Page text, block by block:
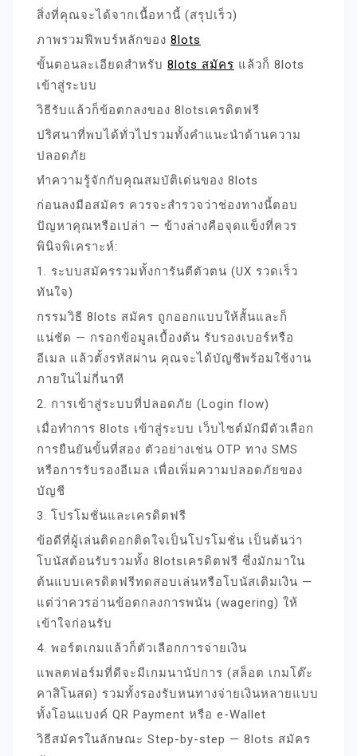
สิ่งที่คุณจะได้จากเนื้อหานี้ (สรุปเร็ว)
ภาพรวมฟีพบร์หลักของ 8lots
ขั้นตอนละเอียดสำหรับ 8lots สมัคร แล้วก็ 8lots
เข้าสู่ระบบ
วิธีรับแล้วก็ข้อตกลงของ 8lotsเครดิตฟรี
ปริศนาที่พบได้ทั่วไปรวมทั้งคำแนะนำด้านความ
ปลอดภัย
ทำความรู้จักกับคุณสมบัติเด่นของ 8lots
ก่อนลงมือสมัคร ควรจะสำรวจว่าช่องทางนี้ตอบ
ปัญหาคุณหรือเปล่า — ข้างล่างคือจุดแข็งที่ควร
พินิจพิเคราะห์:
1. ระบบสมัครรวมทั้งการันตีตัวตน (UX รวดเร็ว
ทันใจ)
กรรมวิธี 8lots สมัคร ถูกออกแบบให้สั้นและก็
แน่ชัด — กรอกข้อมูลเบื้องต้น รับรองเบอร์หรือ
อีเมล แล้วตั้งรหัสผ่าน คุณจะได้บัญชีพร้อมใช้งาน
ภายในไม่กี่นาที
2. การเข้าสู่ระบบที่ปลอดภัย (Login flow)
เมื่อทำการ 8lots เข้าสู่ระบบ เว็บไซต์มักมีตัวเลือก
การยืนยันขั้นที่สอง ตัวอย่างเช่น OTP ทาง SMS
หรือการรับรองอีเมล เพื่อเพิ่มความปลอดภัยของ
บัญชี
3. โปรโมชั่นและเครดิตฟรี
ข้อดีที่ผู้เล่นติดอกติดใจเป็นโปรโมชั่น เป็นต้นว่า
โบนัสต้อนรับรวมทั้ง 8lotsเครดิตฟรี ซึ่งมักมาใน
ต้นแบบเครดิตฟรีทดสอบเล่นหรือโบนัสเติมเงิน —
แต่ว่าควรอ่านข้อตกลงการพนัน (wagering) ให้
เข้าใจก่อนรับ
4. พอร์ตเกมแล้วก็ตัวเลือกการจ่ายเงิน
แพลตฟอร์มที่ดีจะมีเกมนานัปการ (สล็อต เกมโต๊ะ
คาสิโนสด) รวมทั้งรองรับหนทางจ่ายเงินหลายแบบ
ทั้งโอนแบงค์ QR Payment หรือ e-Wallet
วิธีสมัครในลักษณะ Step-by-step — 8lots สมัคร